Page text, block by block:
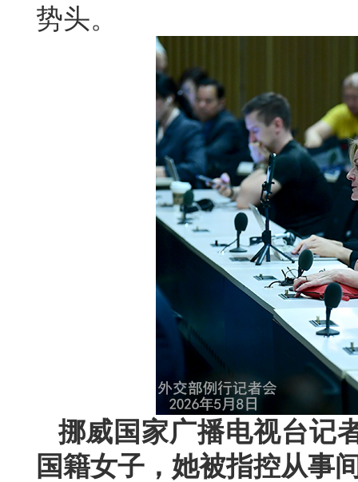
势头。
挪威国家广播电视台记
国籍女子，她被指控从事